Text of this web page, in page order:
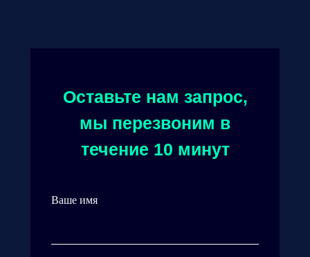
Оставьте нам запрос,
мы перезвоним в
течение 10 минут
Ваше имя